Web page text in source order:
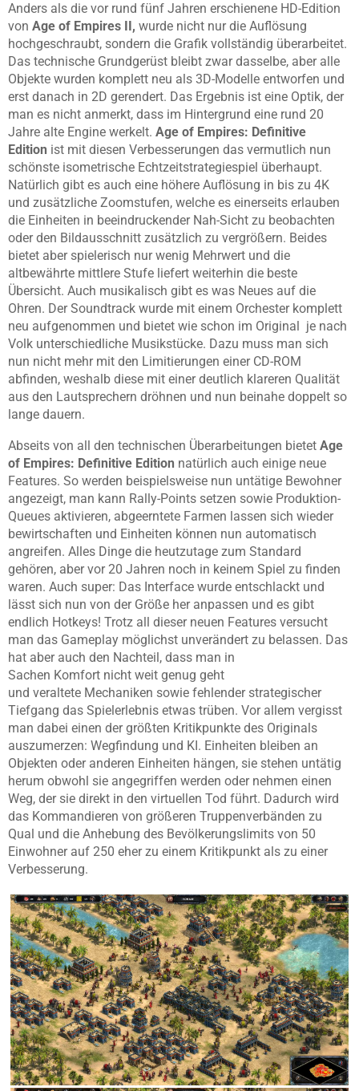
Anders als die vor rund fünf Jahren erschienene HD-Edition
von Age of Empires II, wurde nicht nur die Auflösung
hochgeschraubt, sondern die Grafik vollständig überarbeitet.
Das technische Grundgerüst bleibt zwar dasselbe, aber alle
Objekte wurden komplett neu als 3D-Modelle entworfen und
erst danach in 2D gerendert. Das Ergebnis ist eine Optik, der
man es nicht anmerkt, dass im Hintergrund eine rund 20
Jahre alte Engine werkelt. Age of Empires: Definitive
Edition ist mit diesen Verbesserungen das vermutlich nun
schönste isometrische Echtzeitstrategiespiel überhaupt.
Natürlich gibt es auch eine höhere Auflösung in bis zu 4K
und zusätzliche Zoomstufen, welche es einerseits erlauben
die Einheiten in beeindruckender Nah-Sicht zu beobachten
oder den Bildausschnitt zusätzlich zu vergrößern. Beides
bietet aber spielerisch nur wenig Mehrwert und die
altbewährte mittlere Stufe liefert weiterhin die beste
Übersicht. Auch musikalisch gibt es was Neues auf die
Ohren. Der Soundtrack wurde mit einem Orchester komplett
neu aufgenommen und bietet wie schon im Original je nach
Volk unterschiedliche Musikstücke. Dazu muss man sich
nun nicht mehr mit den Limitierungen einer CD-ROM
abfinden, weshalb diese mit einer deutlich klareren Qualität
aus den Lautsprechern dröhnen und nun beinahe doppelt so
lange dauern.
Abseits von all den technischen Überarbeitungen bietet Age
of Empires: Definitive Edition natürlich auch einige neue
Features. So werden beispielsweise nun untätige Bewohner
angezeigt, man kann Rally-Points setzen sowie Produktion-
Queues aktivieren, abgeerntete Farmen lassen sich wieder
bewirtschaften und Einheiten können nun automatisch
angreifen. Alles Dinge die heutzutage zum Standard
gehören, aber vor 20 Jahren noch in keinem Spiel zu finden
waren. Auch super: Das Interface wurde entschlackt und
lässt sich nun von der Größe her anpassen und es gibt
endlich Hotkeys! Trotz all dieser neuen Features versucht
man das Gameplay möglichst unverändert zu belassen. Das
hat aber auch den Nachteil, dass man in
Sachen Komfort nicht weit genug geht
und veraltete Mechaniken sowie fehlender strategischer
Tiefgang das Spielerlebnis etwas trüben. Vor allem vergisst
man dabei einen der größten Kritikpunkte des Originals
auszumerzen: Wegfindung und KI. Einheiten bleiben an
Objekten oder anderen Einheiten hängen, sie stehen untätig
herum obwohl sie angegriffen werden oder nehmen einen
Weg, der sie direkt in den virtuellen Tod führt. Dadurch wird
das Kommandieren von größeren Truppenverbänden zu
Qual und die Anhebung des Bevölkerungslimits von 50
Einwohner auf 250 eher zu einem Kritikpunkt als zu einer
Verbesserung.